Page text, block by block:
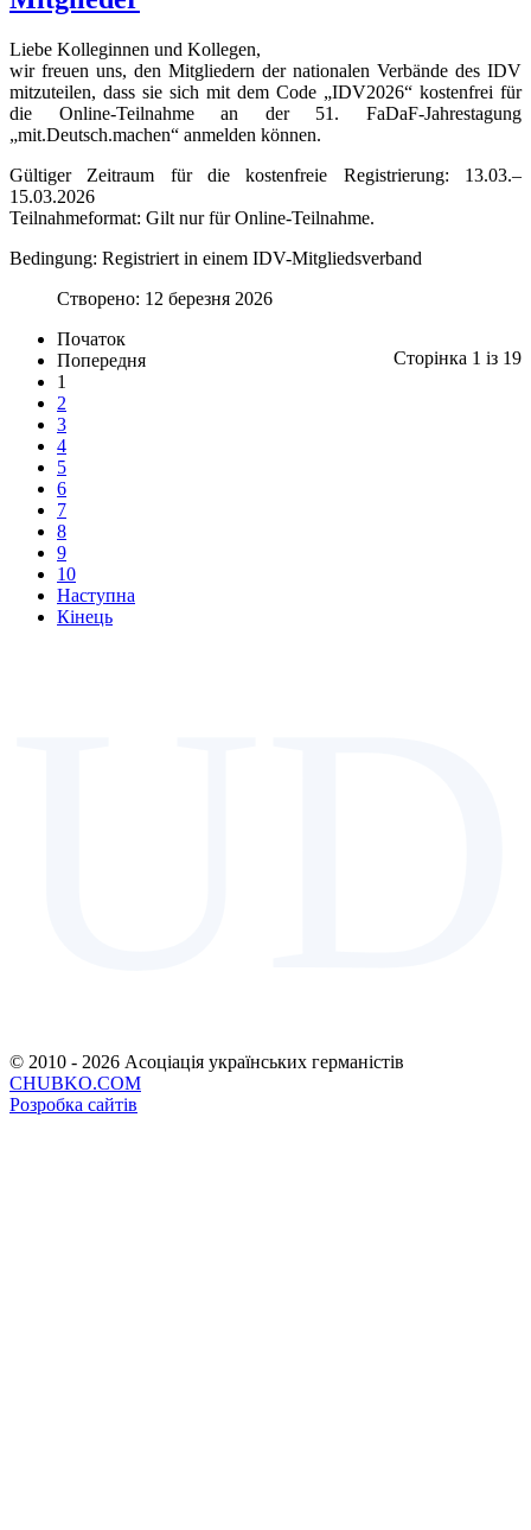
Liebe Kolleginnen und Kollegen,
wir freuen uns, den Mitgliedern der nationalen Verbände des IDV
mitzuteilen, dass sie sich mit dem Code „IDV2026“ kostenfrei für
die Online‑Teilnahme an der 51. FaDaF‑Jahrestagung
„mit.Deutsch.machen“ anmelden können.
Gültiger Zeitraum für die kostenfreie Registrierung: 13.03.–
15.03.2026
Teilnahmeformat: Gilt nur für Online-Teilnahme.
Bedingung: Registriert in einem IDV-Mitgliedsverband
Створено: 12 березня 2026
Сторінка 1 із 19
Початок
Попередня
1
2
3
4
5
6
7
8
9
10
Наступна
Кінець
© 2010 - 2026 Асоціація українських германістів
CHUBKO.COM
Розробка сайтів